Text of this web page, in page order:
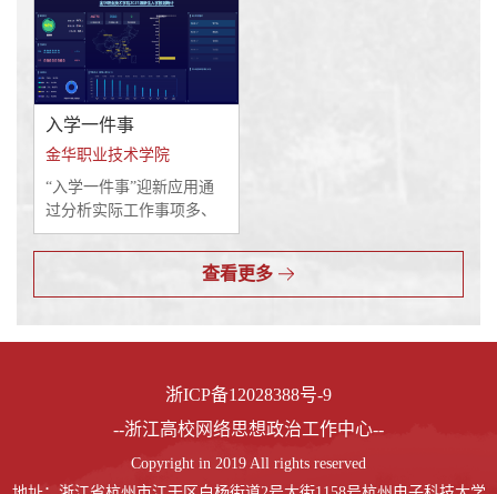
主要通过钉钉打卡等方式
获取学生位置信息，生成
学生行为轨迹地图，实现
了学生异常轨迹的实时预
警及行为轨迹的追溯，...
数据中心，面向校党委、
入学一件事
金华职业技术学院
“入学一件事”迎新应用通
过分析实际工作事项多、
管理部门多、使用人员多
的“三多”特性，花大力气
重塑入学流程，协同多部
和统一报到等多场景的应
用重构。通过学校大数据
学工、寝管、计财、后勤
等多个系统的数据壁垒，
查看更多
浙ICP备12028388号-9
--浙江高校网络思想政治工作中心--
Copyright in 2019 All rights reserved